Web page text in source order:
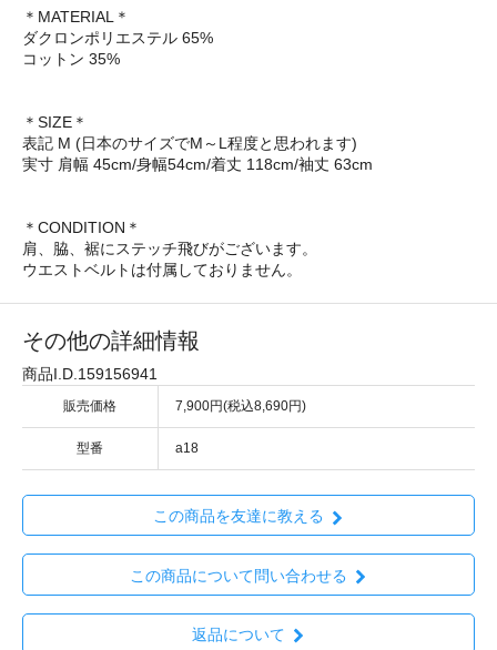
＊MATERIAL＊
ダクロンポリエステル 65%
コットン 35%
＊SIZE＊
表記 M (日本のサイズでM～L程度と思われます)
実寸 肩幅 45cm/身幅54cm/着丈 118cm/袖丈 63cm
＊CONDITION＊
肩、脇、裾にステッチ飛びがございます。
ウエストベルトは付属しておりません。
その他の詳細情報
商品I.D.159156941
販売価格 7,900円(税込8,690円)
型番 a18
この商品を友達に教える
この商品について問い合わせる
返品について